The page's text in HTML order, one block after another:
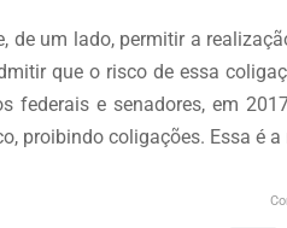
de um lado, permitir a
que o risco de essa
federais e senadores, em
proibindo coligações. Essa é